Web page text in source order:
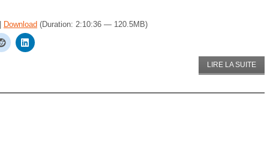
Download (Duration: 2:10:36 — 120.5MB)
LIRE LA SUITE